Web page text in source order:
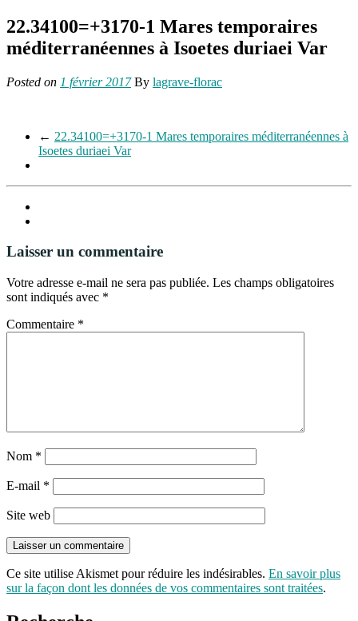
22.34100=+3170-1 Mares temporaires
méditerranéennes à Isoetes duriaei Var
Posted on 1 février 2017By lagrave-florac
← 22.34100=+3170-1 Mares temporaires méditerranéennes à
Isoetes duriaei Var
Laisser un commentaire
Votre adresse e-mail ne sera pas publiée. Les champs obligatoires
sont indiqués avec *
Commentaire *
Nom *
E-mail *
Site web
Ce site utilise Akismet pour réduire les indésirables. En savoir plus
sur la façon dont les données de vos commentaires sont traitées.